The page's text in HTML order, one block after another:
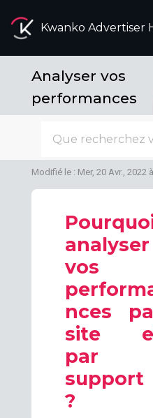
Analyser vos
performances
par diffuseur
et par support
Modifié le : Mer, 20 Avr., 2022
analyser
vos
nces
site
par
support
?